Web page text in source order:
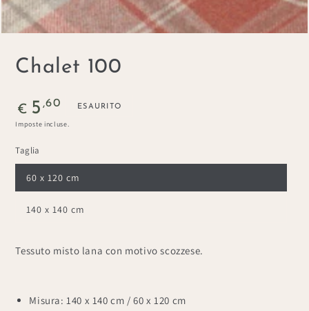
Chalet 100
Prezzo
regolare
€ 5 ,60 ESAURITO
Imposte incluse.
Taglia
60 x 120 cm
140 x 140 cm
Tessuto misto lana con motivo scozzese.
Misura: 140 x 140 cm / 60 x 120 cm